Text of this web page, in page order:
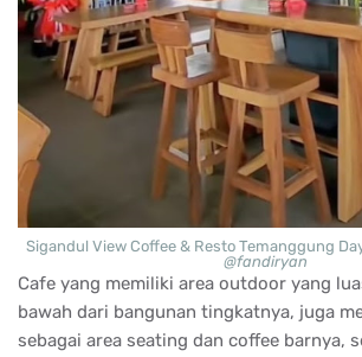
Sigandul View Coffee & Resto Temanggung
@fandiryan
Cafe yang memiliki area outdoor yang
bawah dari bangunan tingkatnya, juga
sebagai area seating dan coffee barnya,